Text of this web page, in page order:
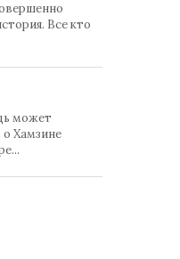
Все кто
может
о Хамзине